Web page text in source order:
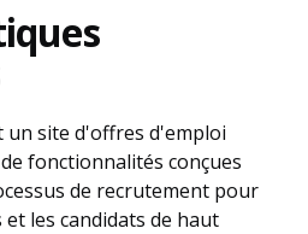
un site d'offres d'emploi
fonctionnalités conçues
de recrutement pour
les candidats de haut